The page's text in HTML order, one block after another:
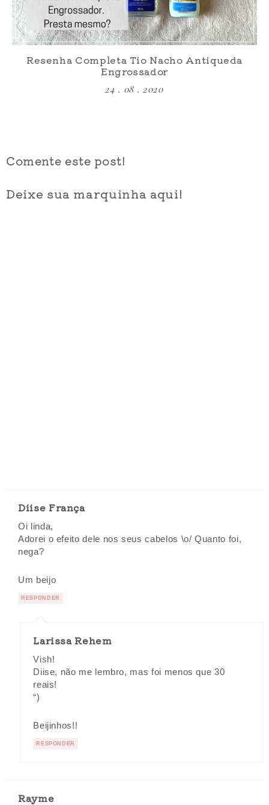
Resenha Completa Tio Nacho Antiqueda
Engrossador
24 . 08 . 2020
Comente este post!
Deixe sua marquinha aqui!
Diise França
Oi linda,
Adorei o efeito dele nos seus cabelos \o/ Quanto foi,
nega?
Um beijo
RESPONDER
Larissa Rehem
Vish!
Diise, não me lembro, mas foi menos que 30
reais!
“)
Beijinhos!!
RESPONDER
Rayme